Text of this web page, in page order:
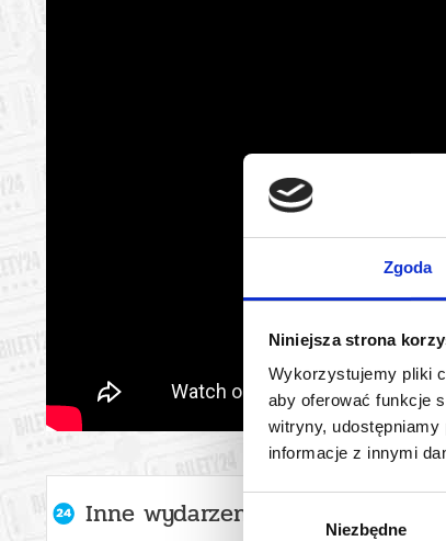
Zgoda
Niniejsza strona
Wykorzystujemy pliki
aby oferować funkcje
witryny, udostępniamy
informacje z innymi
Niezbędne
Inne wydarzenia organizatora